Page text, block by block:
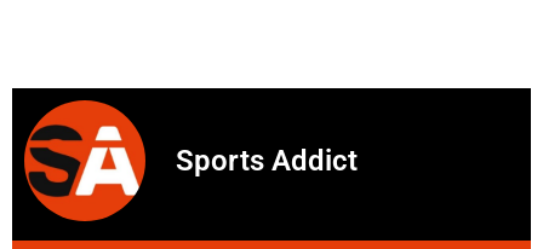
Sports Addict